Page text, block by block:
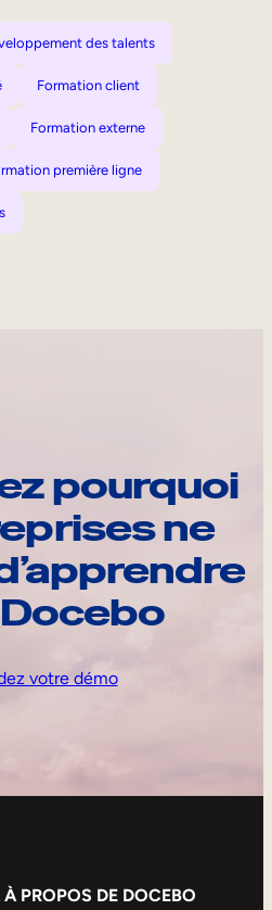
des talents
Formation client
Formation externe
première ligne
pourquoi
ne
votre démo
PROPOS DE DOCEBO